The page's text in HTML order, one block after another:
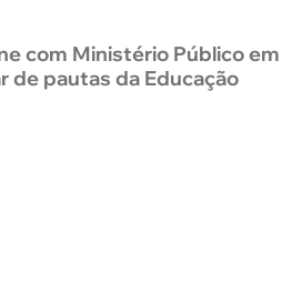
com Ministério Público em
de pautas da Educação